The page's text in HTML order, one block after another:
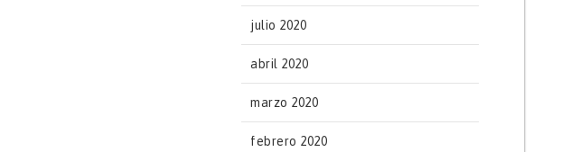
julio 2020
abril 2020
marzo 2020
febrero 2020